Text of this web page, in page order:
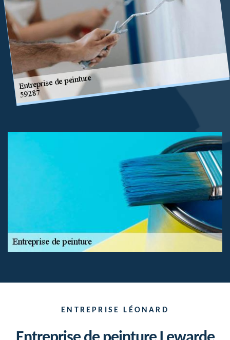
ENTREPRISE LÉONARD